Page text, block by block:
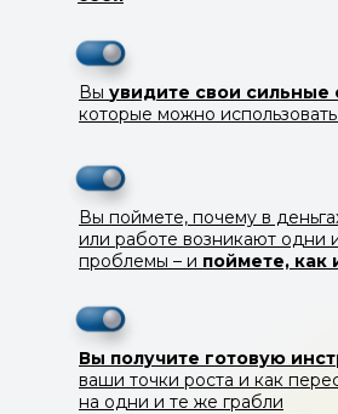
Вы увидите свои сильные
которые можно
Вы поймете, почему в
или работе возникают одни
проблемы – и поймете, как
Вы получите готовую
ваши точки роста и как
на одни и те же грабли